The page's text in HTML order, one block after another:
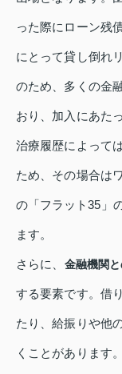
った際にローン残
にとって貸し倒れ
のため、多くの金
おり、加入にあた
治療履歴によって
ため、その場合は
の「フラット35」
ます。
さらに、 金融機関
する要素です。借
たり、給振りや他
くことがあります